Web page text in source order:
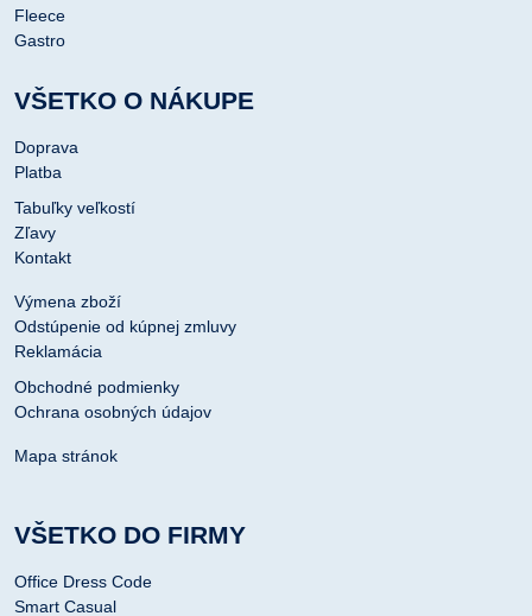
Fleece
Gastro
VŠETKO O NÁKUPE
Doprava
Platba
Tabuľky veľkostí
Zľavy
Kontakt
Výmena zboží
Odstúpenie od kúpnej zmluvy
Reklamácia
Obchodné podmienky
Ochrana osobných údajov
Mapa stránok
VŠETKO DO FIRMY
Office Dress Code
Smart Casual